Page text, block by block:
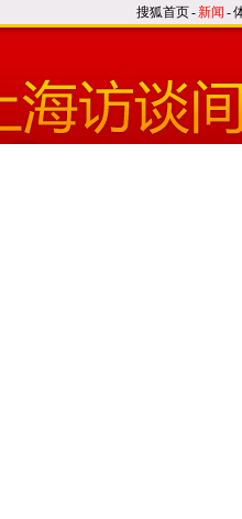
搜狐首页-新闻 -